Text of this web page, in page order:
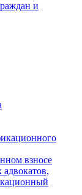
и
взносе